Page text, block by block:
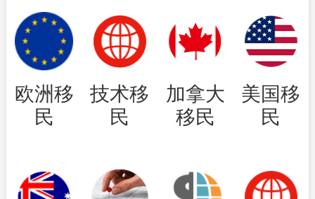
欧洲移
民
技术移
民
加拿大
移民
美国移
民